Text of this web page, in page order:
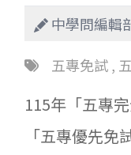
中學問編輯
五專免試,
115年「五專
「五專優先